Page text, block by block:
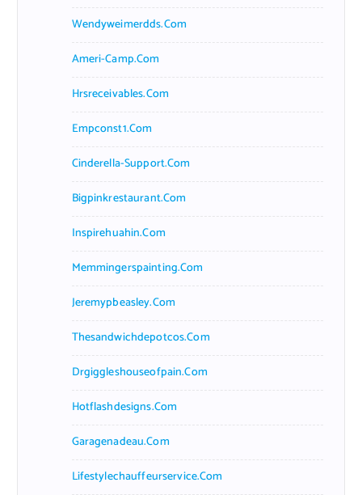
Wendyweimerdds.com
Ameri-Camp.com
Hrsreceivables.com
Empconst1.com
Cinderella-Support.com
Bigpinkrestaurant.com
Inspirehuahin.com
Memmingerspainting.com
Jeremypbeasley.com
Thesandwichdepotcos.com
Drgiggleshouseofpain.com
Hotflashdesigns.com
Garagenadeau.com
Lifestylechauffeurservice.com